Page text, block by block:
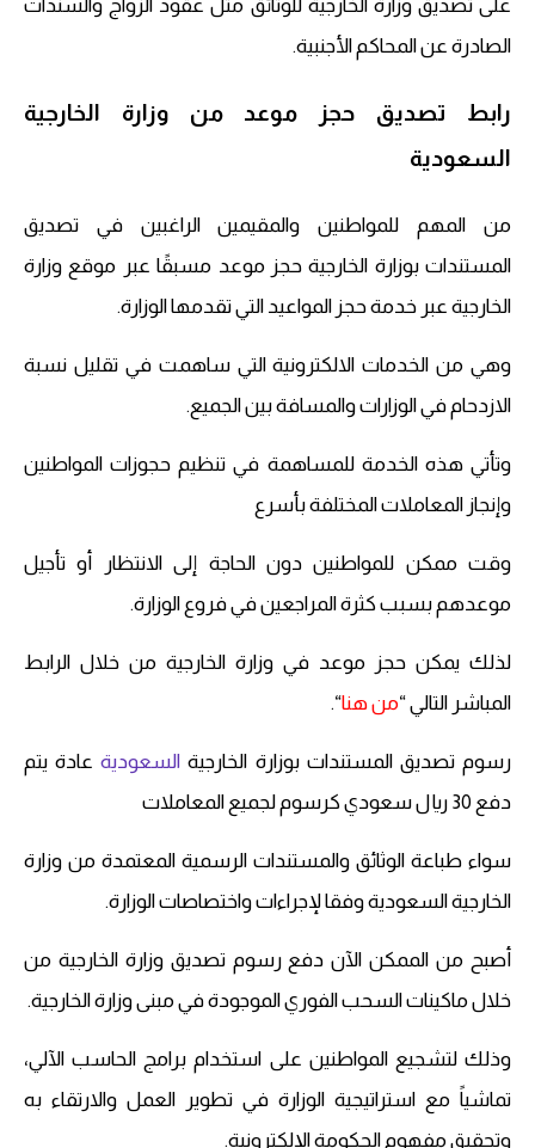
على تصديق وزارة الخارجية للوثائق مثل عقود الزواج والسندات
الصادرة عن المحاكم الأجنبية.
رابط تصديق حجز موعد من وزارة الخارجية
السعودية
من المهم للمواطنين والمقيمين الراغبين في تصديق
المستندات بوزارة الخارجية حجز موعد مسبقًا عبر موقع وزارة
الخارجية عبر خدمة حجز المواعيد التي تقدمها الوزارة.
وهي من الخدمات الالكترونية التي ساهمت في تقليل نسبة
الازدحام في الوزارات والمسافة بين الجميع.
وتأتي هذه الخدمة للمساهمة في تنظيم حجوزات المواطنين
وإنجاز المعاملات المختلفة بأسرع
وقت ممكن للمواطنين دون الحاجة إلى الانتظار أو تأجيل
موعدهم بسبب كثرة المراجعين في فروع الوزارة.
لذلك يمكن حجز موعد في وزارة الخارجية من خلال الرابط
المباشر التالي “من هنا“.
رسوم تصديق المستندات بوزارة الخارجية السعوديةعادة يتم
دفع 30 ريال سعودي كرسوم لجميع المعاملات
سواء طباعة الوثائق والمستندات الرسمية المعتمدة من وزارة
الخارجية السعودية وفقا لإجراءات واختصاصات الوزارة.
أصبح من الممكن الآن دفع رسوم تصديق وزارة الخارجية من
خلال ماكينات السحب الفوري الموجودة في مبنى وزارة الخارجية.
وذلك لتشجيع المواطنين على استخدام برامج الحاسب الآلي،
تماشياً مع استراتيجية الوزارة في تطوير العمل والارتقاء به
وتحقيق مفهوم الحكومة الإلكترونية.